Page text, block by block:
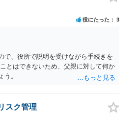
役にたった 3
で、役所で説明を受けながら手続きを
とはできないため、父親に対して何か
。
スク管理